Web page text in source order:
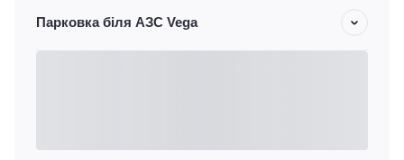
Парковка біля АЗС Vega